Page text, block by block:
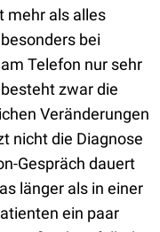
mehr als alles
bei
Telefon nur sehr
zwar die
Veränderungen
nicht die Diagnose
Gespräch dauert
länger als in einer
ein paar